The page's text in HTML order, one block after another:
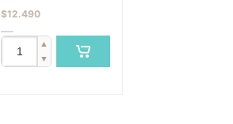
$12.490
▲
▼